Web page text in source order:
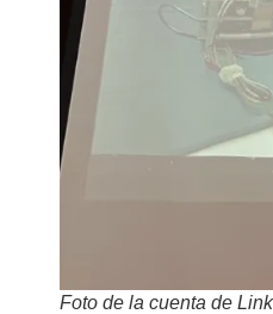
Foto de la cuenta de